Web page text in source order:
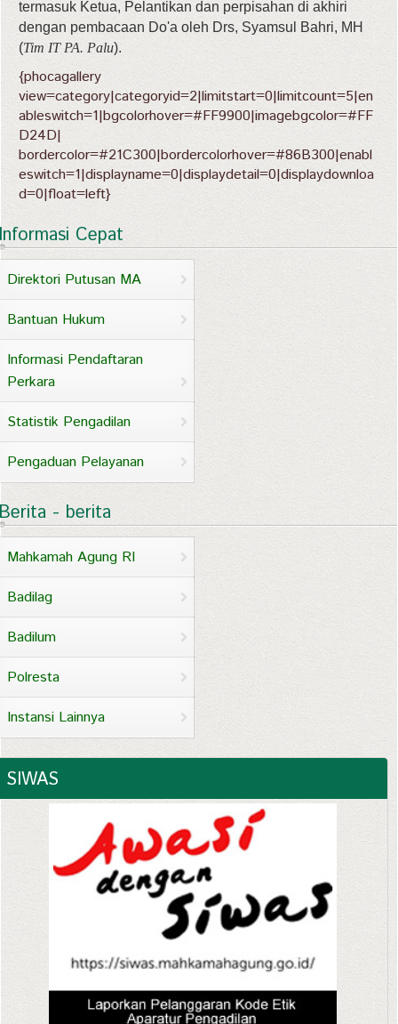
termasuk Ketua, Pelantikan dan perpisahan di akhiri
dengan pembacaan Do'a oleh Drs, Syamsul Bahri, MH
(Tim IT PA. Palu).
{phocagallery
view=category|categoryid=2|limitstart=0|limitcount=5|en
ableswitch=1|bgcolorhover=#FF9900|imagebgcolor=#FF
D24D|
bordercolor=#21C300|bordercolorhover=#86B300|enabl
eswitch=1|displayname=0|displaydetail=0|displaydownloa
d=0|float=left}
Cepat
Direktori Putusan MA
Bantuan Hukum
Informasi Pendaftaran
Perkara
Statistik Pengadilan
Pengaduan Pelayanan
- berita
Mahkamah Agung RI
Badilag
Badilum
Polresta
Instansi Lainnya
SIWAS